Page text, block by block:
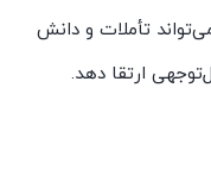
تأملات و دانش
ارتقا دهد.